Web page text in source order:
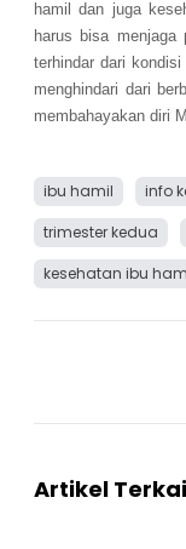
hamil dan juga
harus bisa
terhindar dari
menghindari dari
membahayakan diri
ibu hamil info
trimester kedua
kesehatan ibu
Artikel